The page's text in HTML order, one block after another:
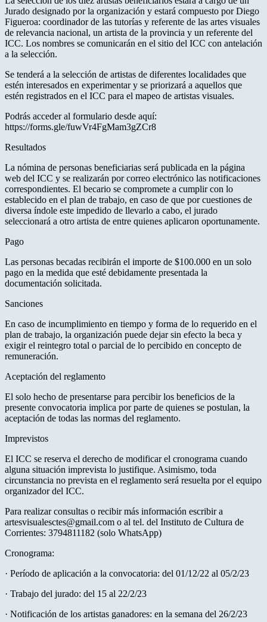
Jurado designado por la organización y estará compuesto por Diego
Figueroa: coordinador de las tutorías y referente de las artes visuales
de relevancia nacional, un artista de la provincia y un referente del
ICC. Los nombres se comunicarán en el sitio del ICC con antelación
a la selección.
Se tenderá a la selección de artistas de diferentes localidades que
estén interesados en experimentar y se priorizará a aquellos que
estén registrados en el ICC para el mapeo de artistas visuales.
Podrás acceder al formulario desde aquí:
https://forms.gle/fuwVr4FgMam3gZCr8
Resultados
La nómina de personas beneficiarias será publicada en la página
web del ICC y se realizarán por correo electrónico las notificaciones
correspondientes. El becario se compromete a cumplir con lo
establecido en el plan de trabajo, en caso de que por cuestiones de
diversa índole este impedido de llevarlo a cabo, el jurado
seleccionará a otro artista de entre quienes aplicaron oportunamente.
Pago
Las personas becadas recibirán el importe de $100.000 en un solo
pago en la medida que esté debidamente presentada la
documentación solicitada.
Sanciones
En caso de incumplimiento en tiempo y forma de lo requerido en el
plan de trabajo, la organización puede dejar sin efecto la beca y
exigir el reintegro total o parcial de lo percibido en concepto de
remuneración.
Aceptación del reglamento
El solo hecho de presentarse para percibir los beneficios de la
presente convocatoria implica por parte de quienes se postulan, la
aceptación de todas las normas del reglamento.
Imprevistos
El ICC se reserva el derecho de modificar el cronograma cuando
alguna situación imprevista lo justifique. Asimismo, toda
circunstancia no prevista en el reglamento será resuelta por el equipo
organizador del ICC.
Para realizar consultas o recibir más información escribir a
artesvisualesctes@gmail.com o al tel. del Instituto de Cultura de
Corrientes: 3794811182 (solo WhatsApp)
Cronograma:
· Período de aplicación a la convocatoria: del 01/12/22 al 05/2/23
· Trabajo del jurado: del 15 al 22/2/23
· Notificación de los artistas ganadores: en la semana del 26/2/23